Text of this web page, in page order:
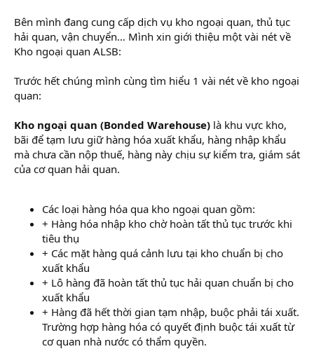
Bên mình đang cung cấp dịch vụ kho ngoại quan, thủ tục
hải quan, vận chuyển… Mình xin giới thiệu một vài nét về
Kho ngoại quan ALSB:
Trước hết chúng mình cùng tìm hiểu 1 vài nét về kho ngoại
quan:
Kho ngoại quan (Bonded Warehouse) là khu vực kho,
bãi để tạm lưu giữ hàng hóa xuất khẩu, hàng nhập khẩu
mà chưa cần nộp thuế, hàng này chịu sự kiểm tra, giám sát
của cơ quan hải quan.
Các loại hàng hóa qua kho ngoại quan gồm:
+ Hàng hóa nhập kho chờ hoàn tất thủ tục trước khi
tiêu thụ
+ Các mặt hàng quá cảnh lưu tại kho chuẩn bị cho
xuất khẩu
+ Lô hàng đã hoàn tất thủ tục hải quan chuẩn bị cho
xuất khẩu
+ Hàng đã hết thời gian tạm nhập, buộc phải tái xuất.
Trường hợp hàng hóa có quyết định buộc tái xuất từ
cơ quan nhà nước có thẩm quyền.